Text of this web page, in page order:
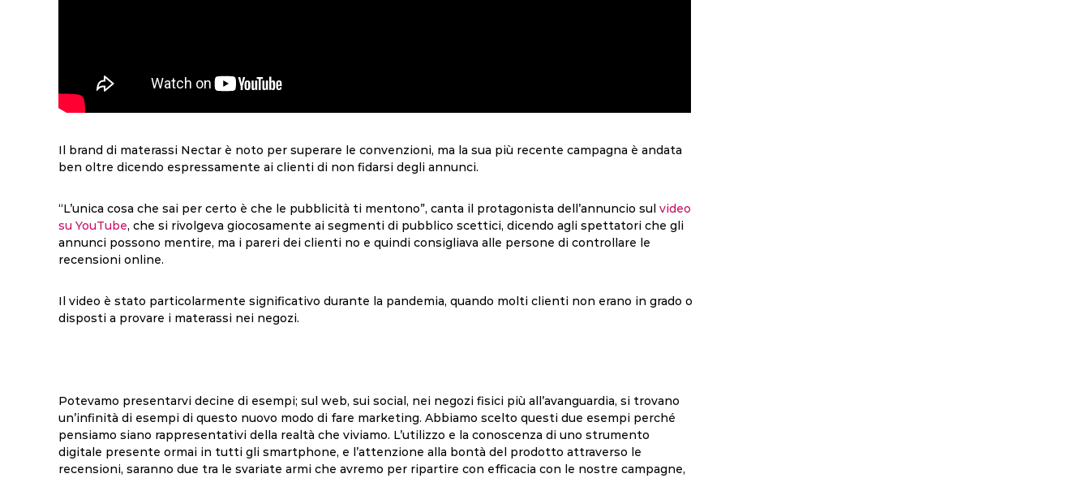
Il brand di materassi Nectar è noto per superare le convenzioni, ma la sua più recente campagna è andata
ben oltre dicendo espressamente ai clienti di non fidarsi degli annunci.
“L’unica cosa che sai per certo è che le pubblicità ti mentono”, canta il protagonista dell’annuncio sul video
su YouTube, che si rivolgeva giocosamente ai segmenti di pubblico scettici, dicendo agli spettatori che gli
annunci possono mentire, ma i pareri dei clienti no e quindi consigliava alle persone di controllare le
recensioni online.
Il video è stato particolarmente significativo durante la pandemia, quando molti clienti non erano in grado o
disposti a provare i materassi nei negozi.
Potevamo presentarvi decine di esempi; sul web, sui social, nei negozi fisici più all’avanguardia, si trovano
un’infinità di esempi di questo nuovo modo di fare marketing. Abbiamo scelto questi due esempi perché
pensiamo siano rappresentativi della realtà che viviamo. L’utilizzo e la conoscenza di uno strumento
digitale presente ormai in tutti gli smartphone, e l’attenzione alla bontà del prodotto attraverso le
recensioni, saranno due tra le svariate armi che avremo per ripartire con efficacia con le nostre campagne,